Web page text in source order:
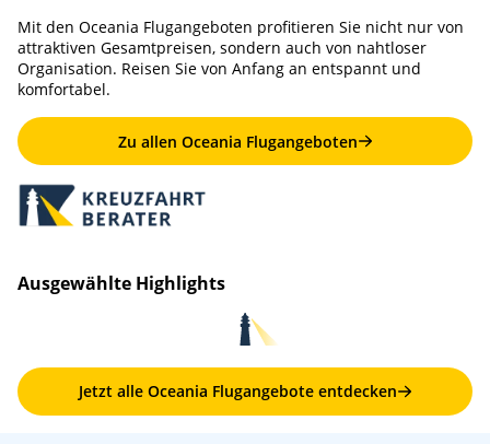
Mit den Oceania Flugangeboten profitieren Sie nicht nur von
attraktiven Gesamtpreisen, sondern auch von nahtloser
Organisation. Reisen Sie von Anfang an entspannt und
komfortabel.
Zu allen Oceania Flugangeboten
Ausgewählte Highlights
Jetzt alle Oceania Flugangebote entdecken